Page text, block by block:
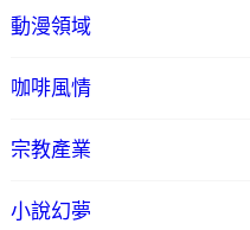
動漫領域
咖啡風情
宗教產業
小說幻夢